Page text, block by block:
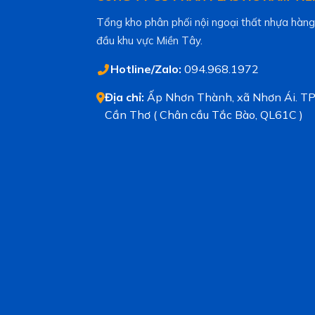
Tổng kho phân phối nội ngoại thất nhựa hàng
đầu khu vực Miền Tây.
Hotline/Zalo: 094.968.1972
Địa chỉ: Ấp Nhơn Thành, xã Nhơn Ái.
Cần Thơ ( Chân cầu Tắc Bào, QL61C )